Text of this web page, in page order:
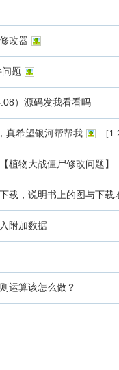
改器
题
）源码发我看看吗
真希望银河帮帮我 [ 1
植物大战僵尸修改问题】
载，说明书上的图与下载
附加数据
运算该怎么做？